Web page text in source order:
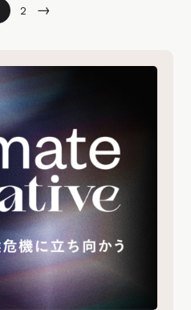
2 →